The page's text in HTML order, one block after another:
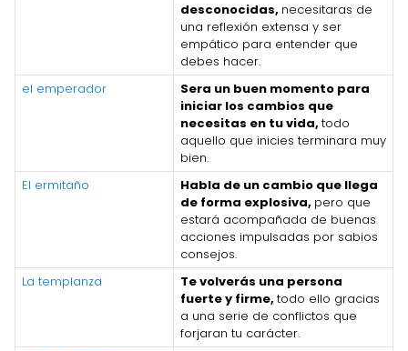
desconocidas, necesitaras de
una reflexión extensa y ser
empático para entender que
debes hacer.
el emperador
Sera un buen momento para
iniciar los cambios que
necesitas en tu vida, todo
aquello que inicies terminara muy
bien.
El ermitaño
Habla de un cambio que llega
de forma explosiva, pero que
estará acompañada de buenas
acciones impulsadas por sabios
consejos.
La templanza
Te volverás una persona
fuerte y firme, todo ello gracias
a una serie de conflictos que
forjaran tu carácter.